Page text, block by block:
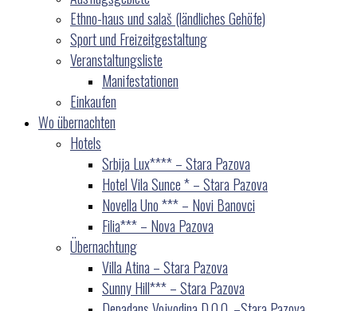
Ethno-haus und salaš (ländliches Gehöfe)
Sport und Freizeitgestaltung
Veranstaltungsliste
Manifestationen
Einkaufen
Wo übernachten
Hotels
Srbija Lux**** – Stara Pazova
Hotel Vila Sunce * – Stara Pazova
Novella Uno *** – Novi Banovci
Filia*** – Nova Pazova
Übernachtung
Villa Atina – Stara Pazova
Sunny Hill*** – Stara Pazova